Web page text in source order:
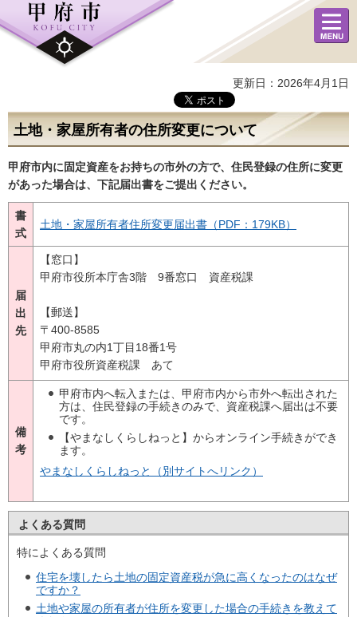
メニュ
ー
更新日：2026年4月1日
土地・家屋所有者の住所変更について
甲府市内に固定資産をお持ちの市外の方で、住民登録の住所に変更
があった場合は、下記届出書をご提出ください。
書
式
土地・家屋所有者住所変更届出書（PDF：179KB）
届
出
先
【窓口】
甲府市役所本庁舎3階 9番窓口 資産税課
【郵送】
〒400-8585
甲府市丸の内1丁目18番1号
甲府市役所資産税課 あて
備
考
甲府市内へ転入または、甲府市内から市外へ転出された
方は、住民登録の手続きのみで、資産税課へ届出は不要
です。
【やまなしくらしねっと】からオンライン手続きができ
ます。
やまなしくらしねっと（別サイトへリンク）
よくある質問
特によくある質問
住宅を壊したら土地の固定資産税が急に高くなったのはなぜ
ですか？
土地や家屋の所有者が住所を変更した場合の手続きを教えて